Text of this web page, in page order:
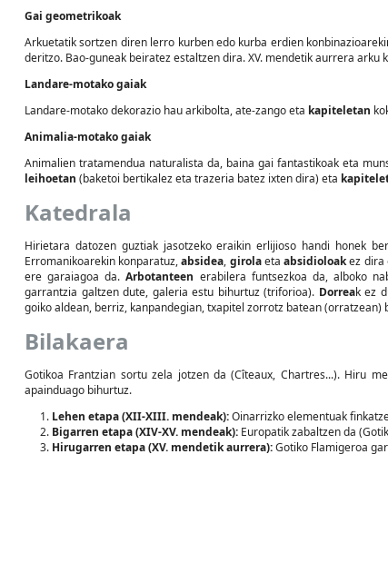
Gai geometrikoak
Arkuetatik sortzen diren lerro kurben edo kurba erdien
deritzo. Bao-guneak beiratez estaltzen dira. XV. mendetik aurrera arku
Landare-motako gaiak
Landare-motako dekorazio hau arkibolta, ate-zango eta kapiteletan
Animalia-motako gaiak
Animalien tratamendua naturalista da, baina gai fantastikoak eta
leihoetan (baketoi bertikalez eta trazeria batez ixten dira) eta
Katedrala
Hirietara datozen guztiak jasotzeko eraikin erlijioso handi honek
Erromanikoarekin konparatuz,absidea, girolaetaabsidioloakez dira
ere garaiagoa da.Arbotanteen erabilera funtsezkoa da, alboko
garrantzia galtzen dute, galeria estu bihurtuz (triforioa). Dorreak ez
goiko aldean, berriz, kanpandegian, txapitel zorrotz batean
Bilakaera
Gotikoa Frantzian sortu zela jotzen da (Cîteaux, Chartres...). Hiru
apainduago bihurtuz.
Lehen etapa (XII-XIII. mendeak):Oinarrizko elementuak
Bigarren etapa (XIV-XV. mendeak): Europatik zabaltzen da
Hirugarren etapa (XV. mendetik aurrera):Gotiko Flamigeroa